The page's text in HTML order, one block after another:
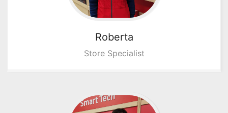
Roberta
Store Specialist